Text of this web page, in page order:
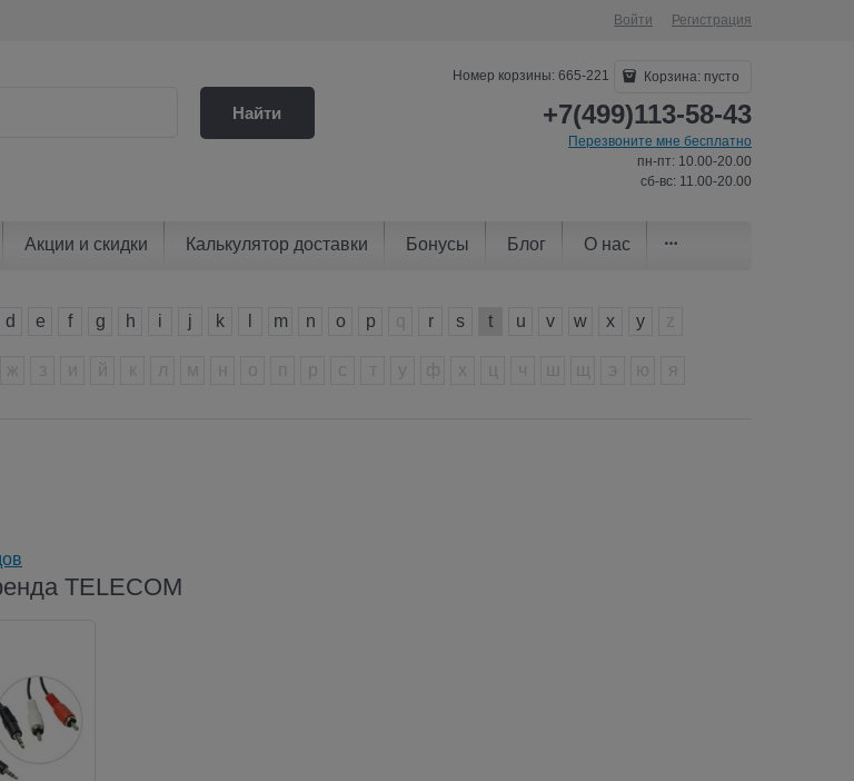
Войти Регистрация
Найти
Номер корзины: 665-221 Корзина: пусто
+7(499)113-58-43
Перезвоните мне бесплатно
пн-пт: 10.00-20.00
сб-вс: 11.00-20.00
Акции и скидки Калькулятор доставки Бонусы Блог О нас
d e f g h i j k m n o p r s t u v w x y
TELECOM